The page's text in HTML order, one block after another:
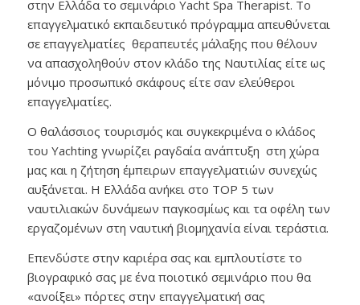
στην Ελλάδα το σεμινάριο Yacht Spa Therapist. Το
επαγγελματικό εκπαιδευτικό πρόγραμμα απευθύνεται
σε επαγγελματίες θεραπευτές μάλαξης που θέλουν
να απασχοληθούν στον κλάδο της Ναυτιλίας είτε ως
μόνιμο προσωπικό σκάφους είτε σαν ελεύθεροι
επαγγελματίες.
Ο θαλάσσιος τουρισμός και συγκεκριμένα ο κλάδος
του Yachting γνωρίζει ραγδαία ανάπτυξη στη χώρα
μας και η ζήτηση έμπειρων επαγγελματιών συνεχώς
αυξάνεται. Η Ελλάδα ανήκει στο TOP 5 των
ναυτιλιακών δυνάμεων παγκοσμίως και τα οφέλη των
εργαζομένων στη ναυτική βιομηχανία είναι τεράστια.
Επενδύστε στην καριέρα σας και εμπλουτίστε το
βιογραφικό σας με ένα ποιοτικό σεμινάριο που θα
«ανοίξει» πόρτες στην επαγγελματική σας